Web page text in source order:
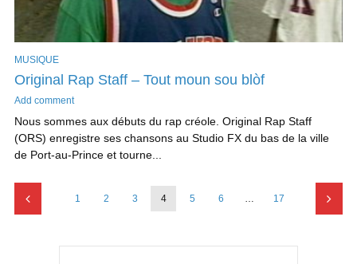
MUSIQUE
Original Rap Staff – Tout moun sou blòf
Add comment
Nous sommes aux débuts du rap créole. Original Rap Staff
(ORS) enregistre ses chansons au Studio FX du bas de la ville
de Port-au-Prince et tourne...
1 2 3 4 5 6 … 17